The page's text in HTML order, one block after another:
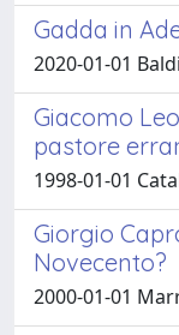
Gadda in
2020-01-01
Giacomo
pastore
1998-01-01
Giorgio
Novecento?
2000-01-01